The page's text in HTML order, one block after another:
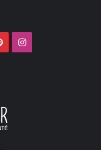
PinterestInstagram